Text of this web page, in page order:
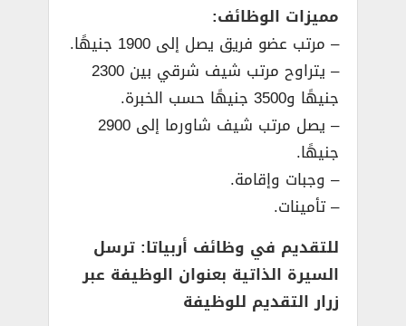
مميزات الوظائف:
– مرتب عضو فريق يصل إلى 1900 جنيهًا.
– يتراوح مرتب شيف شرقي بين 2300
جنيهًا و3500 جنيهًا حسب الخبرة.
– يصل مرتب شيف شاورما إلى 2900
جنيهًا.
– وجبات وإقامة.
– تأمينات.
للتقديم في وظائف أربياتا: ترسل
السيرة الذاتية بعنوان الوظيفة عبر
زرار التقديم للوظيفة